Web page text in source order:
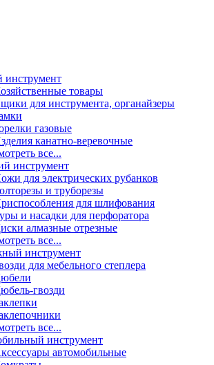
инструмент
товары
для инструмента, органайзеры
газовые
канатно-веревочные
все...
инструмент
для электрических рубанков
и труборезы
для шлифования
и насадки для перфоратора
алмазные отрезные
все...
инструмент
для мебельного степлера
гвозди
все...
инструмент
автомобильные